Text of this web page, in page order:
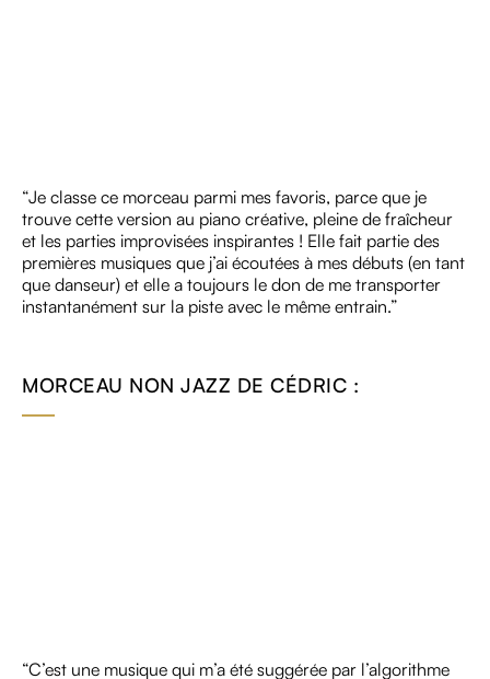
“Je classe ce morceau parmi mes favoris, parce que je
trouve cette version au piano créative, pleine de fraîcheur
et les parties improvisées inspirantes ! Elle fait partie des
premières musiques que j’ai écoutées à mes débuts (en tant
que danseur) et elle a toujours le don de me transporter
instantanément sur la piste avec le même entrain.”
MORCEAU NON JAZZ DE CÉDRIC :
“C’est une musique qui m’a été suggérée par l’algorithme